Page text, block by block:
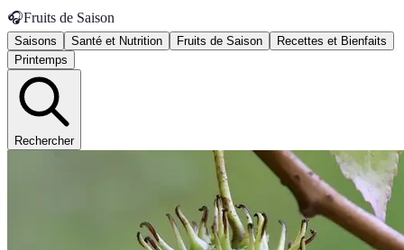
🎧Fruits de Saison
Saisons Santé et Nutrition Fruits de Saison
Recettes et Bienfaits
Printemps
Rechercher